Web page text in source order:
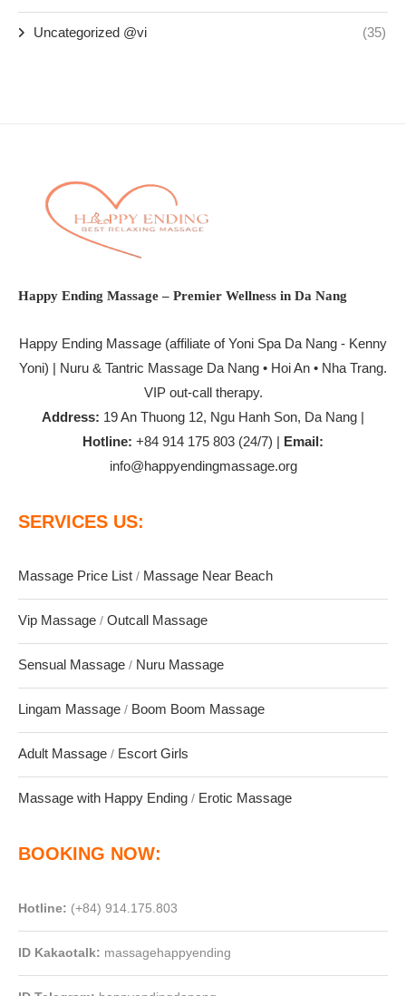
Uncategorized @vi (35)
Happy Ending Massage – Premier Wellness in Da Nang
Happy Ending Massage (affiliate of Yoni Spa Da Nang - Kenny
Yoni) | Nuru & Tantric Massage Da Nang • Hoi An • Nha Trang.
VIP out-call therapy.
Address: 19 An Thuong 12, Ngu Hanh Son, Da Nang |
Hotline: +84 914 175 803 (24/7) | Email:
info@happyendingmassage.org
SERVICES US:
Massage Price List / Massage Near Beach
Vip Massage / Outcall Massage
Sensual Massage / Nuru Massage
Lingam Massage / Boom Boom Massage
Adult Massage / Escort Girls
Massage with Happy Ending / Erotic Massage
BOOKING NOW:
Hotline: (+84) 914.175.803
ID Kakaotalk: massagehappyending